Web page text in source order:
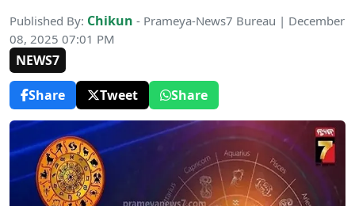
Published By: Chikun - Prameya-News7 Bureau | December
08, 2025 07:01 PM
NEWS7
Share
Tweet Share